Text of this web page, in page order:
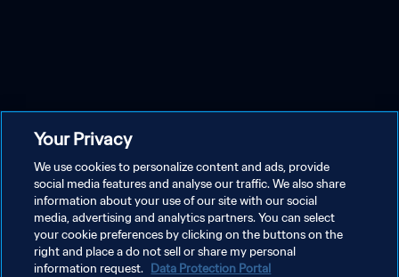
Your Privacy
We use cookies to personalize content and ads, provide
social media features and analyse our traffic. We also share
information about your use of our site with our social
media, advertising and analytics partners. You can select
your cookie preferences by clicking on the buttons on the
right and place a do not sell or share my personal
information request. Data Protection Portal